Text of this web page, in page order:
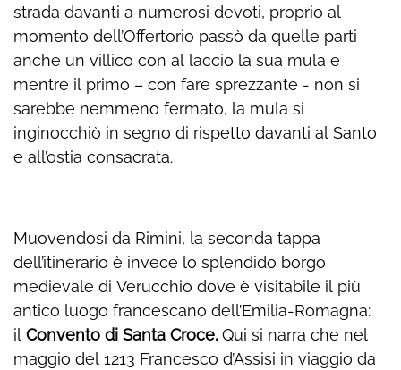
strada davanti a numerosi devoti, proprio al
momento dell’Offertorio passò da quelle parti
anche un villico con al laccio la sua mula e
mentre il primo – con fare sprezzante - non si
sarebbe nemmeno fermato, la mula si
inginocchiò in segno di rispetto davanti al Santo
e all’ostia consacrata.
Muovendosi da Rimini, la seconda tappa
dell’itinerario è invece lo splendido borgo
medievale di Verucchio dove è visitabile il più
antico luogo francescano dell’Emilia-Romagna:
il Convento di Santa Croce. Qui si narra che nel
maggio del 1213 Francesco d’Assisi in viaggio da